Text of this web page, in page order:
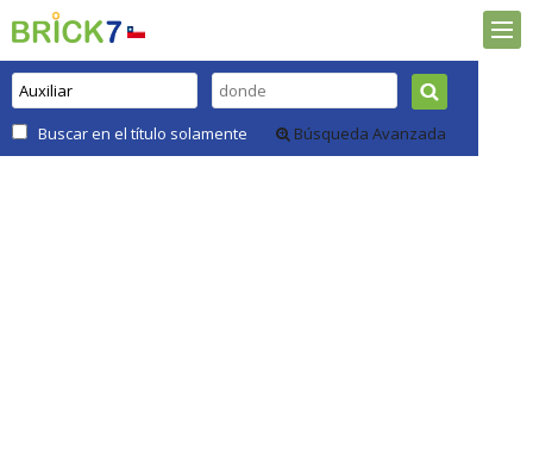
Buscar en el título solamente Búsqueda Avanzada